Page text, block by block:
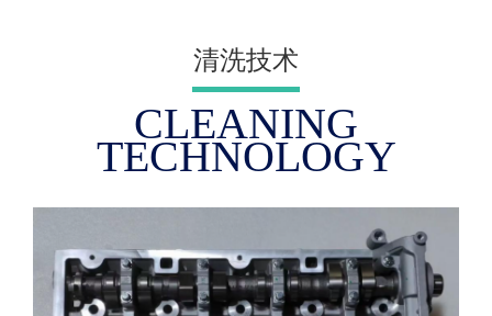
清洗技术
CLEANING
TECHNOLOGY